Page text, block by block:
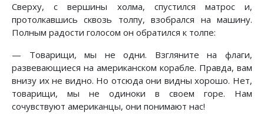
Сверху, с вершины холма, спустился матрос и,
протолкавшись сквозь толпу, взобрался на машину.
Полным радости голосом он обратился к толпе:
— Товарищи, мы не одни. Взгляните на флаги,
развевающиеся на американском корабле. Правда, вам
внизу их не видно. Но отсюда они видны хорошо. Нет,
товарищи, мы не одиноки в своем горе. Нам
сочувствуют американцы, они понимают нас!